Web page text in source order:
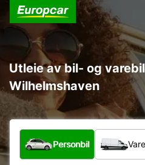
Utleie av bil- og
Wilhelmshaven
Hvilken type bil?
Personbil